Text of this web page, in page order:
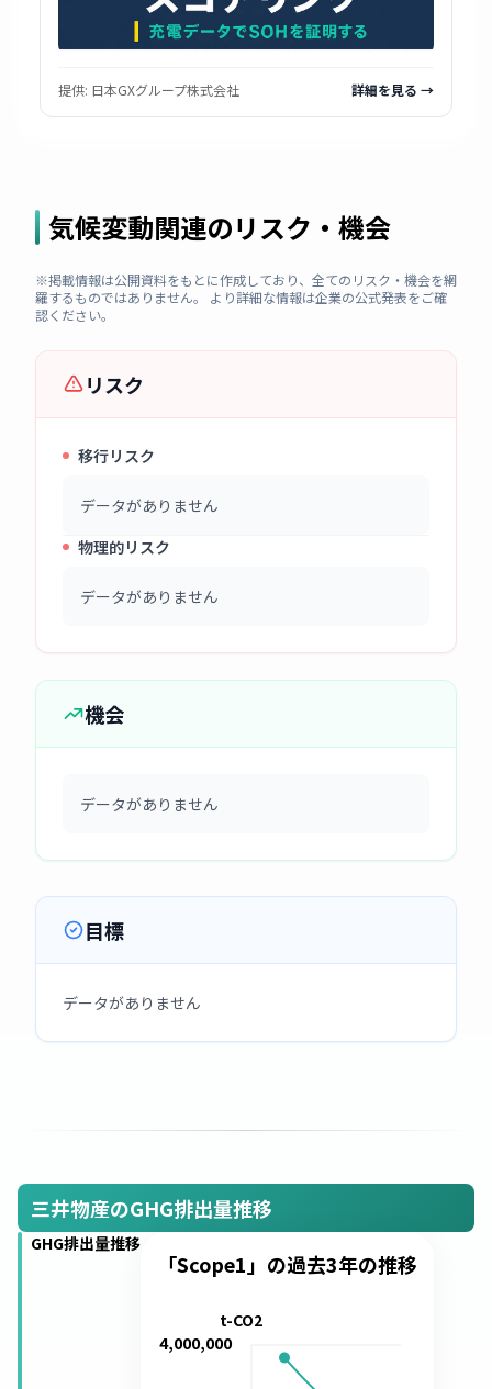
提供: 日本GXグループ株式会社 詳細を見る →
気候変動関連のリスク・機会
※掲載情報は公開資料をもとに作成しており、全てのリスク・機会を網
羅するものではありません。 より詳細な情報は企業の公式発表をご確
認ください。
リスク
移行リスク
データがありません
物理的リスク
データがありません
機会
データがありません
目標
データがありません
三井物産のGHG排出量推移
GHG排出量推移
「Scope1」の過去3年の推移
4,000,000
t-CO2